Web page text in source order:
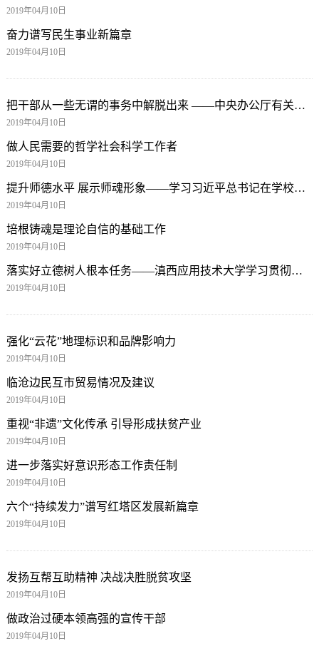
2019年04月10日
奋力谱写民生事业新篇章
2019年04月10日
把干部从一些无谓的事务中解脱出来 ——中央办公厅有关负责人就《关于解决形式主义突出问题为基层减负的通知》答记者问
2019年04月10日
做人民需要的哲学社会科学工作者
2019年04月10日
提升师德水平 展示师魂形象——学习习近平总书记在学校思想政治理论课教师座谈会上讲话的体会
2019年04月10日
培根铸魂是理论自信的基础工作
2019年04月10日
落实好立德树人根本任务——滇西应用技术大学学习贯彻习近平总书记在学校思想政治理论课教师座谈会上的重要讲话精神发言摘要
2019年04月10日
强化“云花”地理标识和品牌影响力
2019年04月10日
临沧边民互市贸易情况及建议
2019年04月10日
重视“非遗”文化传承 引导形成扶贫产业
2019年04月10日
进一步落实好意识形态工作责任制
2019年04月10日
六个“持续发力”谱写红塔区发展新篇章
2019年04月10日
发扬互帮互助精神 决战决胜脱贫攻坚
2019年04月10日
做政治过硬本领高强的宣传干部
2019年04月10日